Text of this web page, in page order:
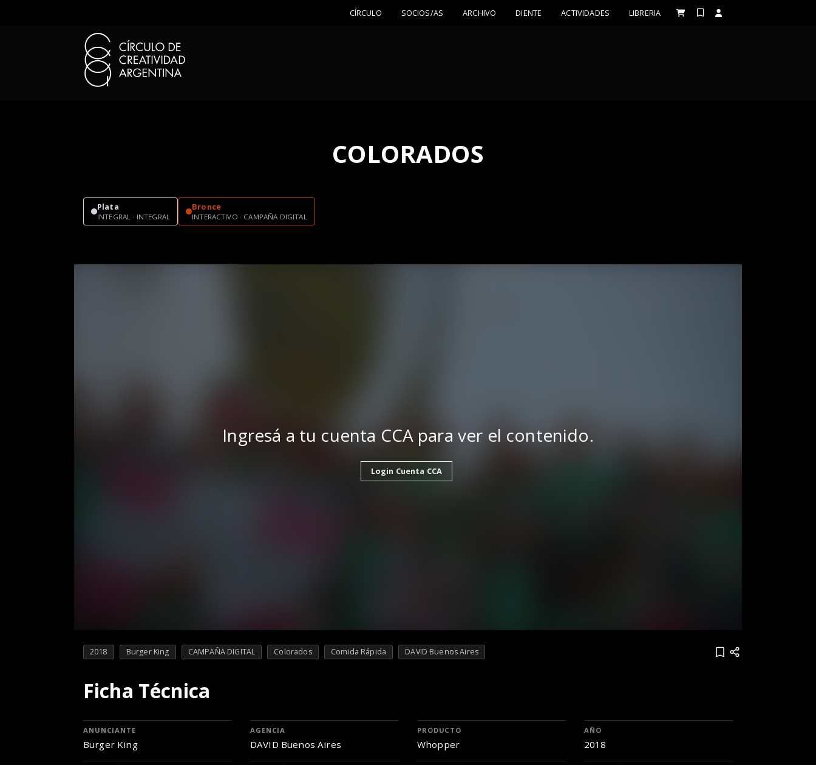
CÍRCULO SOCIOS/AS ARCHIVO DIENTE ACTIVIDADES LIBRERIA
COLORADOS
Plata
INTEGRAL · INTEGRAL
Bronce
INTERACTIVO · CAMPAÑA DIGITAL
Ingresá a tu cuenta CCA para ver el contenido.
Login Cuenta CCA
2018 Burger King CAMPAÑA DIGITAL Colorados Comida Rápida DAVID Buenos Aires
Ficha Técnica
ANUNCIANTE
Burger King
AGENCIA
DAVID Buenos Aires
PRODUCTO
Whopper
AÑO
2018